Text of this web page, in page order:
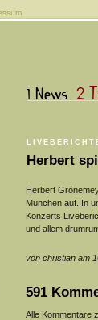
Herbert
Herbert
München auf. In
Konzerts
und allem
von christian am
591
Alle Kommentare